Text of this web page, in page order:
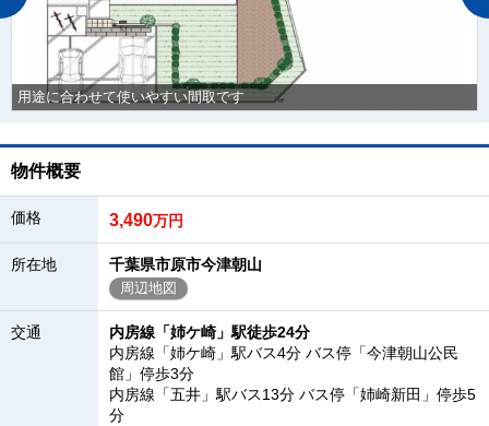
用途に合わせて使いやすい間取です
物件概要
価格 3,490万円
所在地 千葉県市原市今津朝山
周辺地図
交通
内房線「姉ケ崎」駅徒歩24分
内房線「姉ケ崎」駅バス4分 バス停「今津朝山公民
館」停歩3分
内房線「五井」駅バス13分 バス停「姉崎新田」停歩5
分